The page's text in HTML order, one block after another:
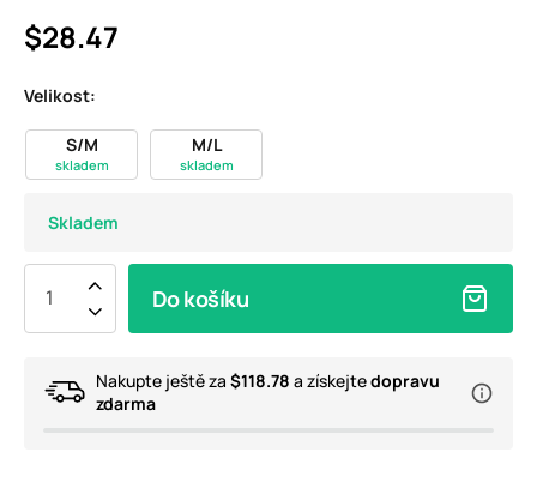
$28.47
Velikost:
S/M
skladem
M/L
skladem
Skladem
Do košíku
Nakupte ještě za $118.78 a získejtedopravu
zdarma